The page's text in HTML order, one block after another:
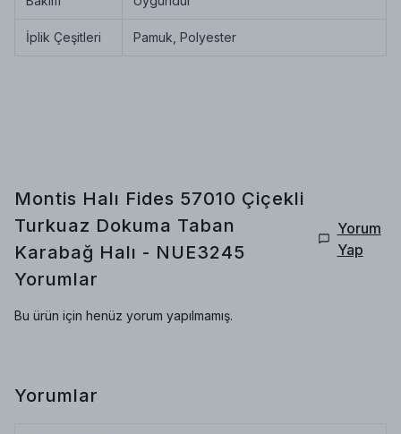
İplik Çeşitleri Pamuk, Polyester
Montis Halı Fides 57010 Çiçekli
Turkuaz Dokuma Taban
Karabağ Halı - NUE3245
Yorumlar
Yorum
Yap
Bu ürün için henüz yorum yapılmamış.
Yorumlar